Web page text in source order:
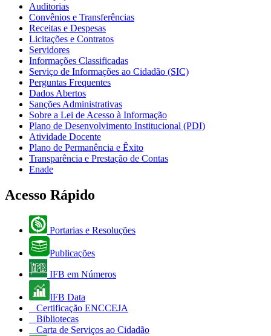
Auditorias
Convênios e Transferências
Receitas e Despesas
Licitações e Contratos
Servidores
Informações Classificadas
Serviço de Informações ao Cidadão (SIC)
Perguntas Frequentes
Dados Abertos
Sanções Administrativas
Sobre a Lei de Acesso à Informação
Plano de Desenvolvimento Institucional (PDI)
Atividade Docente
Plano de Permanência e Êxito
Transparência e Prestação de Contas
Enade
Acesso Rápido
Portarias e Resoluções
Publicações
IFB em Números
IFB Data
Certificação ENCCEJA
Bibliotecas
Carta de Serviços ao Cidadão